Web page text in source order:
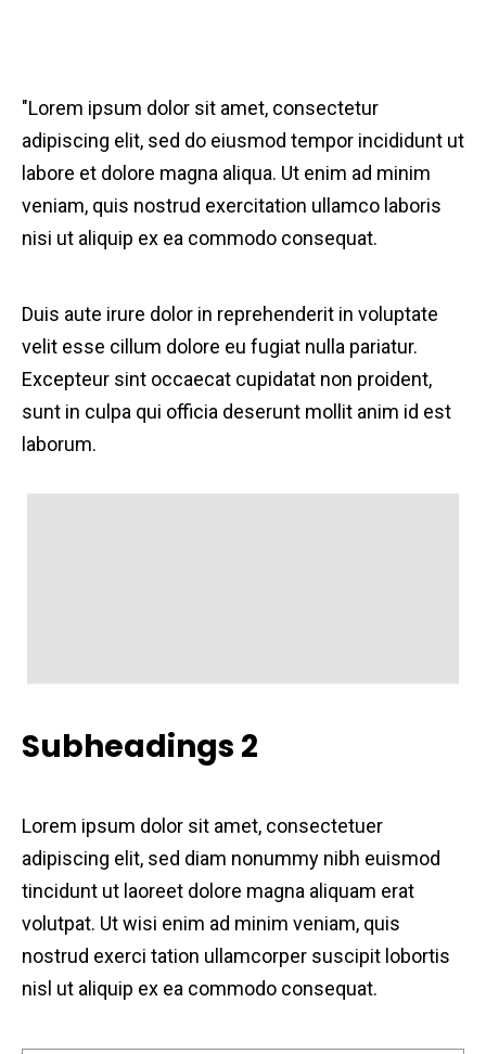
"Lorem ipsum dolor sit amet, consectetur
adipiscing elit, sed do eiusmod tempor incididunt ut
labore et dolore magna aliqua. Ut enim ad minim
veniam, quis nostrud exercitation ullamco laboris
nisi ut aliquip ex ea commodo consequat.
Duis aute irure dolor in reprehenderit in voluptate
velit esse cillum dolore eu fugiat nulla pariatur.
Excepteur sint occaecat cupidatat non proident,
sunt in culpa qui officia deserunt mollit anim id est
laborum.
Subheadings 2
Lorem ipsum dolor sit amet, consectetuer
adipiscing elit, sed diam nonummy nibh euismod
tincidunt ut laoreet dolore magna aliquam erat
volutpat. Ut wisi enim ad minim veniam, quis
nostrud exerci tation ullamcorper suscipit lobortis
nisl ut aliquip ex ea commodo consequat.